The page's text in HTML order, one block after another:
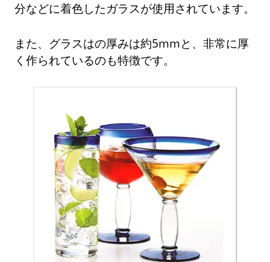
分などに着色したガラスが使用されています。
また、グラスはの厚みは約5mmと、非常に厚
く作られているのも特徴です。